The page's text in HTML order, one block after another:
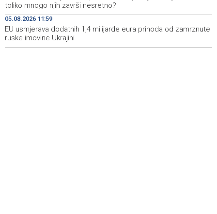
Požar kod Konjica i dalje aktivan, stanje bolje nego
jutros
toliko mnogo njih završi nesretno?
05.08.2026 11:59
EU usmjerava dodatnih 1,4 milijarde eura prihoda od zamrznute
ruske imovine Ukrajini